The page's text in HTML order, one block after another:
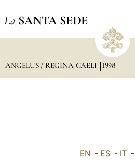
La SANTA SEDE
ANGELUS / REGINA CAELI 1998
EN - ES- IT-